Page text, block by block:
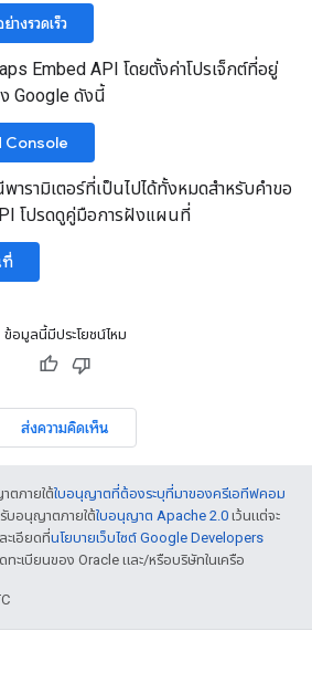
างรวดเร็ว
Embed API โดยตั้งค่าโปรเจ็กต์ที่อยู่
Google ดังนี้
Console
ารามิเตอร์ที่เป็นไปได้ทั้งหมดสำหรับคำขอ
โปรดดูคู่มือการฝังแผนที่
ที่
ข้อมูลนี้มีประโยชน์ไหม
ส่งความคิดเห็น
ตภายใต้ใบอนุญาตที่ต้องระบุที่มาของครีเอทีฟคอม
บอนุญาตภายใต้ใบอนุญาต Apache 2.0 เว้นแต่จะ
ะเอียดที่นโยบายเว็บไซต์ Google Developers
ทะเบียนของ Oracle และ/หรือบริษัทในเครือ